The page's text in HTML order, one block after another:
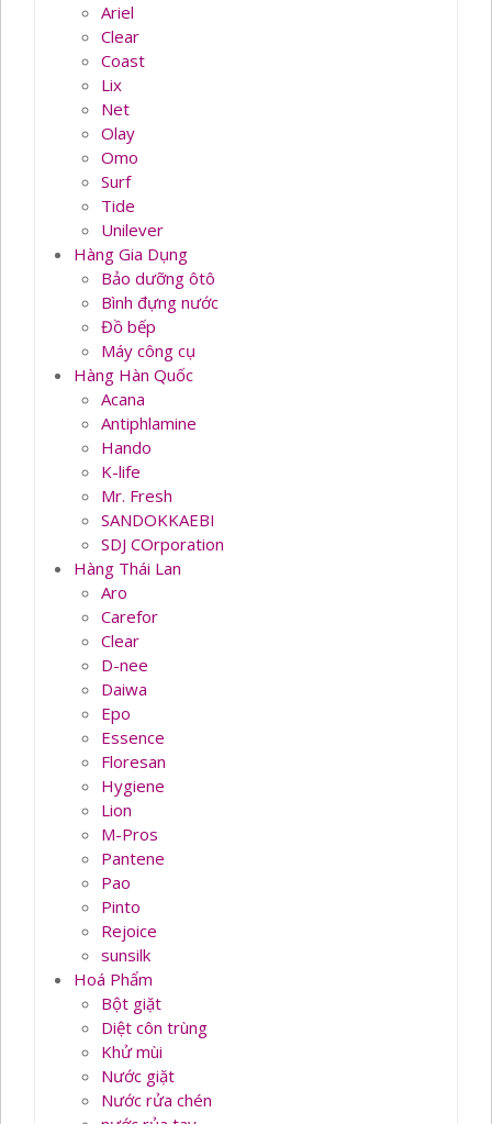
Ariel
Clear
Coast
Lix
Net
Olay
Omo
Surf
Tide
Unilever
Hàng Gia Dụng
Bảo dưỡng ôtô
Bình đựng nước
Đồ bếp
Máy công cụ
Hàng Hàn Quốc
Acana
Antiphlamine
Hando
K-life
Mr. Fresh
SANDOKKAEBI
SDJ COrporation
Hàng Thái Lan
Aro
Carefor
Clear
D-nee
Daiwa
Epo
Essence
Floresan
Hygiene
Lion
M-Pros
Pantene
Pao
Pinto
Rejoice
sunsilk
Hoá Phẩm
Bột giặt
Diệt côn trùng
Khử mùi
Nước giặt
Nước rửa chén